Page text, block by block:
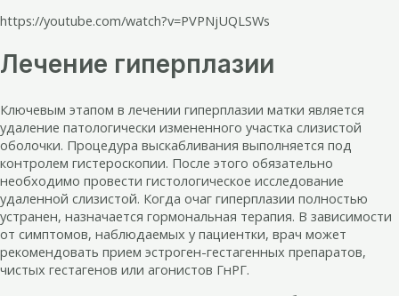
https://youtube.com/watch?v=PVPNjUQLSWs
Лечение гиперплазии
Ключевым этапом в лечении гиперплазии матки является
удаление патологически измененного участка слизистой
оболочки. Процедура выскабливания выполняется под
контролем гистероскопии. После этого обязательно
необходимо провести гистологическое исследование
удаленной слизистой. Когда очаг гиперплазии полностью
устранен, назначается гормональная терапия. В зависимости
от симптомов, наблюдаемых у пациентки, врач может
рекомендовать прием эстроген-гестагенных препаратов,
чистых гестагенов или агонистов ГнРГ.